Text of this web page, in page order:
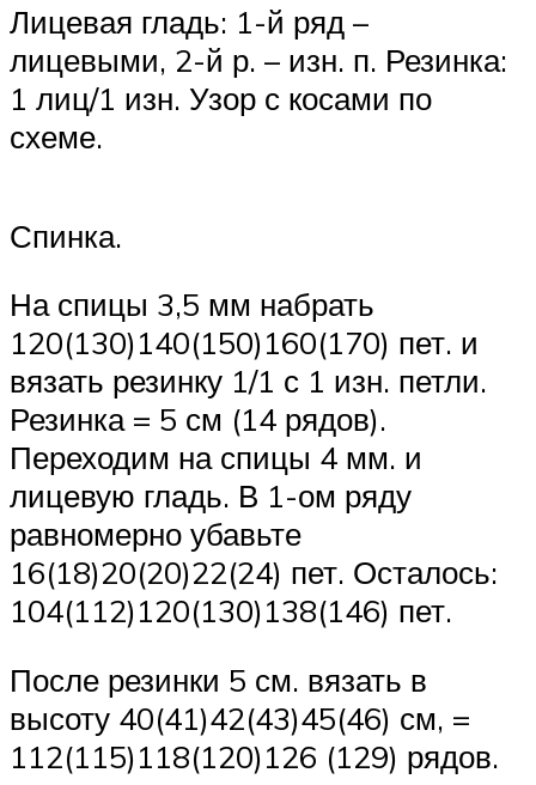
Лицевая гладь: 1-й ряд –
лицевыми, 2-й р. – изн. п. Резинка:
1 лиц/1 изн. Узор с косами по
схеме.
Спинка.
На спицы 3,5 мм набрать
120(130)140(150)160(170) пет. и
вязать резинку 1/1 с 1 изн. петли.
Резинка = 5 см (14 рядов).
Переходим на спицы 4 мм. и
лицевую гладь. В 1-ом ряду
равномерно убавьте
16(18)20(20)22(24) пет. Осталось:
104(112)120(130)138(146) пет.
После резинки 5 см. вязать в
высоту 40(41)42(43)45(46) см, =
112(115)118(120)126 (129) рядов.